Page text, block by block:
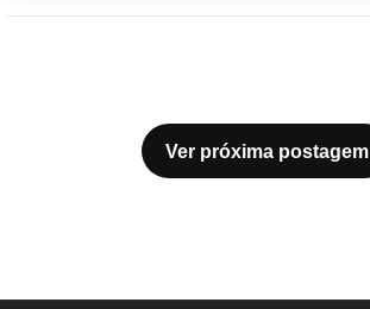
Ver próxima postagem